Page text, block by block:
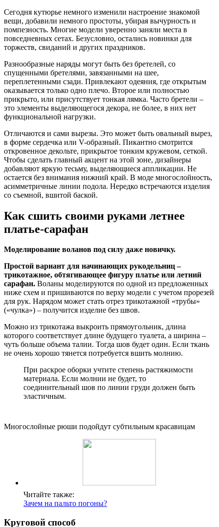
Сегодня кутюрье немного изменили настроение знакомой
вещи, добавили немного простоты, убирая вычурность и
помпезность. Многие модели уверенно заняли места в
повседневных сетах. Безусловно, остались новинки для
торжеств, свиданий и других праздников.
Разнообразные наряды могут быть без бретелей, со
спущенными бретелями, завязанными на шее,
переплетенными сзади. Привлекают одеяния, где открытым
оказывается только одно плечо. Второе или полностью
прикрыто, или присутствует тонкая лямка. Часто бретели –
это элементы выделяющегося декора, не более, в них нет
функциональной нагрузки.
Отличаются и сами вырезы. Это может быть овальный вырез,
в форме сердечка или V-образный. Пикантно смотрится
откровенное декольте, прикрытое тонким кружевом, сеткой.
Чтобы сделать главный акцент на этой зоне, дизайнеры
добавляют яркую тесьму, выделяющиеся аппликации. Не
остается без внимания нижний край. В моде многослойность,
асимметричные линии подола. Нередко встречаются изделия
со съемной, вшитой баской.
Как сшить своими руками летнее
платье-сарафан
Моделирование воланов под силу даже новичку.
Простой вариант для начинающих рукодельниц –
трикотажное, обтягивающее фигуру платье или летний
сарафан. Воланы моделируются по одной из предложенных
ниже схем и пришиваются по верху модели с учетом прорезей
для рук. Нарядом может стать отрез трикотажной «трубы»
(«чулка») – получится изделие без швов.
Можно из трикотажа выкроить прямоугольник, длина
которого соответствует длине будущего туалета, а ширина –
чуть больше объема талии. Тогда шов будет один. Если ткань
не очень хорошо тянется потребуется вшить молнию.
При раскрое оборки учтите степень растяжимости
материала. Если молнии не будет, то
соединительный шов по линии груди должен быть
эластичным.
Многослойные рюши подойдут субтильным красавицам
Читайте также:
Зачем на пальто погоны?
Круговой способ